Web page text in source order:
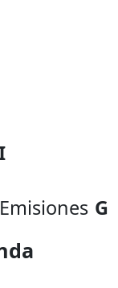
Emisiones G